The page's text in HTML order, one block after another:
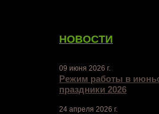
НОВОСТИ
09 июня 2026 г.
Режим работы в
праздники 2026
24 апреля 2026 г.